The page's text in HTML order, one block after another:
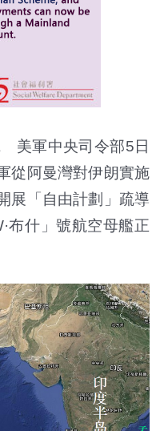
軍中央司令部5日
從阿曼灣對伊朗實施
展「自由計劃」疏導
布什」號航空母艦正